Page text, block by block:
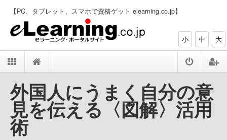
【PC、タブレット、スマホで資格ゲット elearning.co.jp】
小 中 大
外国人にうまく自分の意
見を伝える〈図解〉活用
術